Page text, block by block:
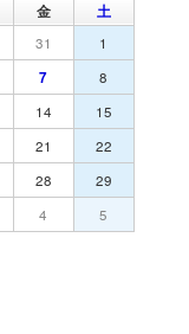
金 土
31
1
7
8
14
15
21
22
28
29
4
5